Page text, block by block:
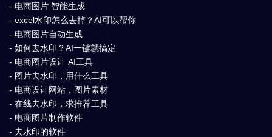
- 电商图片 智能生成
- excel水印怎么去掉？AI可以帮你
- 电商图片自动生成
- 如何去水印？AI一键就搞定
- 电商图片设计 AI工具
- 图片去水印，用什么工具
- 电商设计网站，图片素材
- 在线去水印，求推荐工具
- 电商图片制作软件
- 去水印的软件